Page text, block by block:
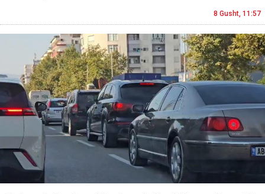
8 Gusht, 11:57